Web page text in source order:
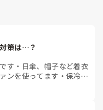
策は…？
す ・ 日傘、帽子など着衣
ンを使ってます ・ 保冷剤
えて下さい）